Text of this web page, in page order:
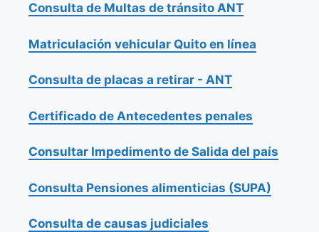
Consulta de Multas de tránsito ANT
Matriculación vehicular Quito en línea
Consulta de placas a retirar - ANT
Certificado de Antecedentes penales
Consultar Impedimento de Salida del país
Consulta Pensiones alimenticias (SUPA)
Consulta de causas judiciales